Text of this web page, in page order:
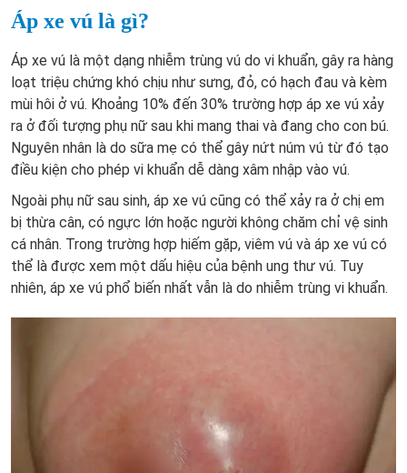
Áp xe vú là gì?
Áp xe vú là một dạng nhiễm trùng vú do vi khuẩn, gây ra hàng
loạt triệu chứng khó chịu như sưng, đỏ, có hạch đau và kèm
mùi hôi ở vú. Khoảng 10% đến 30% trường hợp áp xe vú xảy
ra ở đối tượng phụ nữ sau khi mang thai và đang cho con bú.
Nguyên nhân là do sữa mẹ có thể gây nứt núm vú từ đó tạo
điều kiện cho phép vi khuẩn dễ dàng xâm nhập vào vú.
Ngoài phụ nữ sau sinh, áp xe vú cũng có thể xảy ra ở chị em
bị thừa cân, có ngực lớn hoặc người không chăm chỉ vệ sinh
cá nhân. Trong trường hợp hiếm gặp, viêm vú và áp xe vú có
thể là được xem một dấu hiệu của bệnh ung thư vú. Tuy
nhiên, áp xe vú phổ biến nhất vẫn là do nhiễm trùng vi khuẩn.